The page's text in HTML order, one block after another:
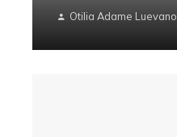
Otilia Adame Luevano